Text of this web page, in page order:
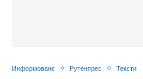
Информованє Рутенпрес Тексти